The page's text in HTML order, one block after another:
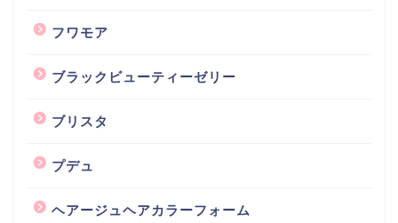
フワモア
ブラックビューティーゼリー
ブリスタ
プデュ
ヘアージュヘアカラーフォーム